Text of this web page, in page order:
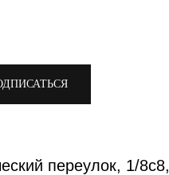
переулок, 1/8с8,